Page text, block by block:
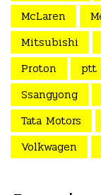
McLaren
Mitsubishi
Proton
ptt
Ssangyong
Tata Motors
Volkwagen